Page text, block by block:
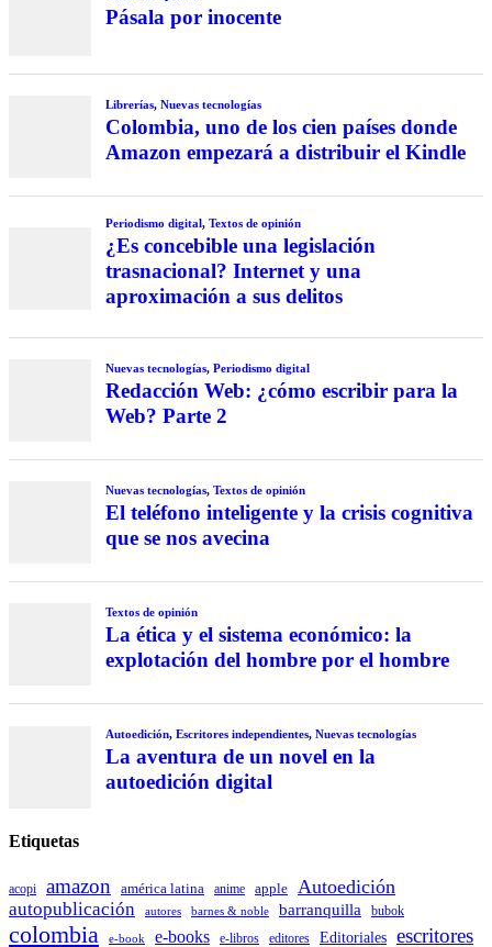
Pásala por inocente
Librerías, Nuevas tecnologías
Colombia, uno de los cien países donde
Amazon empezará a distribuir el Kindle
Periodismo digital, Textos de opinión
¿Es concebible una legislación
trasnacional? Internet y una
aproximación a sus delitos
Nuevas tecnologías, Periodismo digital
Redacción Web: ¿cómo escribir para la
Web? Parte 2
Nuevas tecnologías, Textos de opinión
El teléfono inteligente y la crisis cognitiva
que se nos avecina
Textos de opinión
La ética y el sistema económico: la
explotación del hombre por el hombre
Autoedición, Escritores independientes, Nuevas tecnologías
La aventura de un novel en la
autoedición digital
Etiquetas
acopi amazon américa latina anime apple Autoedición
autopublicación autores barnes & noble barranquilla bubok
colombia e-book e-books e-libros editores Editoriales escritores